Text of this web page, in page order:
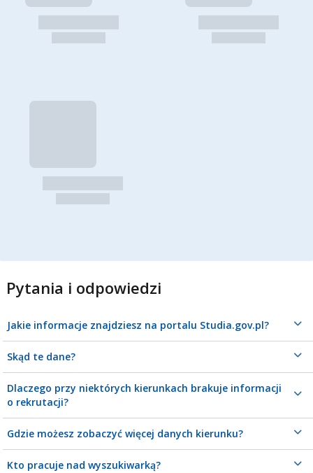
Pytania i odpowiedzi
Jakie informacje znajdziesz na portalu Studia.gov.pl?
Skąd te dane?
Dlaczego przy niektórych kierunkach brakuje informacji
o rekrutacji?
Gdzie możesz zobaczyć więcej danych kierunku?
Kto pracuje nad wyszukiwarką?